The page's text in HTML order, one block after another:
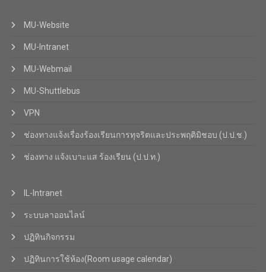
MU-Website
MU-Intranet
MU-Webmail
MU-Shuttlebus
VPN
ช่องทางแจ้งเรื่องร้องเรียนการทุจริตและประพฤติมิชอบ (ป.ป.ช.)
ช่องทาง แจ้งเบาะแส ร้องเรียน (ป.ป.ท.)
IL-Intranet
ระบบลาออนไลน์
ปฏิทินกิจกรรม
ปฏิทินการใช้ห้อง(Room usage calendar)